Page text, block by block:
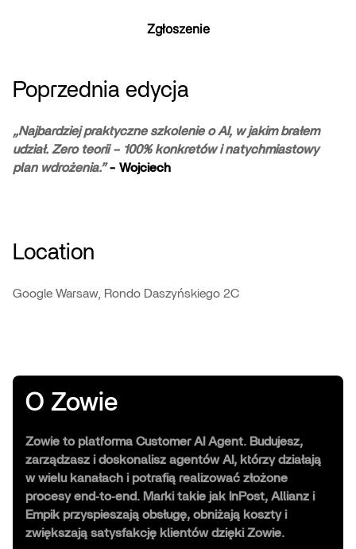
Zgłoszenie
Poprzednia edycja
„Najbardziej praktyczne szkolenie o AI, w jakim brałem
udział. Zero teorii – 100% konkretów i natychmiastowy
plan wdrożenia.”- Wojciech
Location
Google Warsaw, Rondo Daszyńskiego 2C
O Zowie
Zowie to platforma Customer AI Agent. Budujesz,
zarządzasz i doskonalisz agentów AI, którzy działają
w wielu kanałach i potrafią realizować złożone
procesy end‑to‑end. Marki takie jak InPost, Allianz i
Empik przyspieszają obsługę, obniżają koszty i
zwiększają satysfakcję klientów dzięki Zowie.